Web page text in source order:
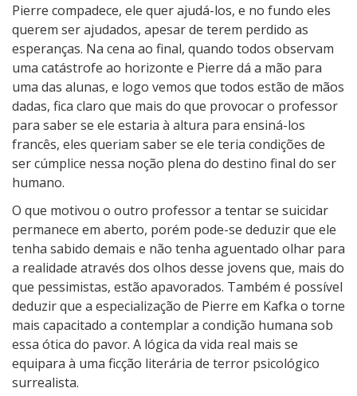
Pierre compadece, ele quer ajudá-los, e no fundo eles
querem ser ajudados, apesar de terem perdido as
esperanças. Na cena ao final, quando todos observam
uma catástrofe ao horizonte e Pierre dá a mão para
uma das alunas, e logo vemos que todos estão de mãos
dadas, fica claro que mais do que provocar o professor
para saber se ele estaria à altura para ensiná-los
francês, eles queriam saber se ele teria condições de
ser cúmplice nessa noção plena do destino final do ser
humano.
O que motivou o outro professor a tentar se suicidar
permanece em aberto, porém pode-se deduzir que ele
tenha sabido demais e não tenha aguentado olhar para
a realidade através dos olhos desse jovens que, mais do
que pessimistas, estão apavorados. Também é possível
deduzir que a especialização de Pierre em Kafka o torne
mais capacitado a contemplar a condição humana sob
essa ótica do pavor. A lógica da vida real mais se
equipara à uma ficção literária de terror psicológico
surrealista.